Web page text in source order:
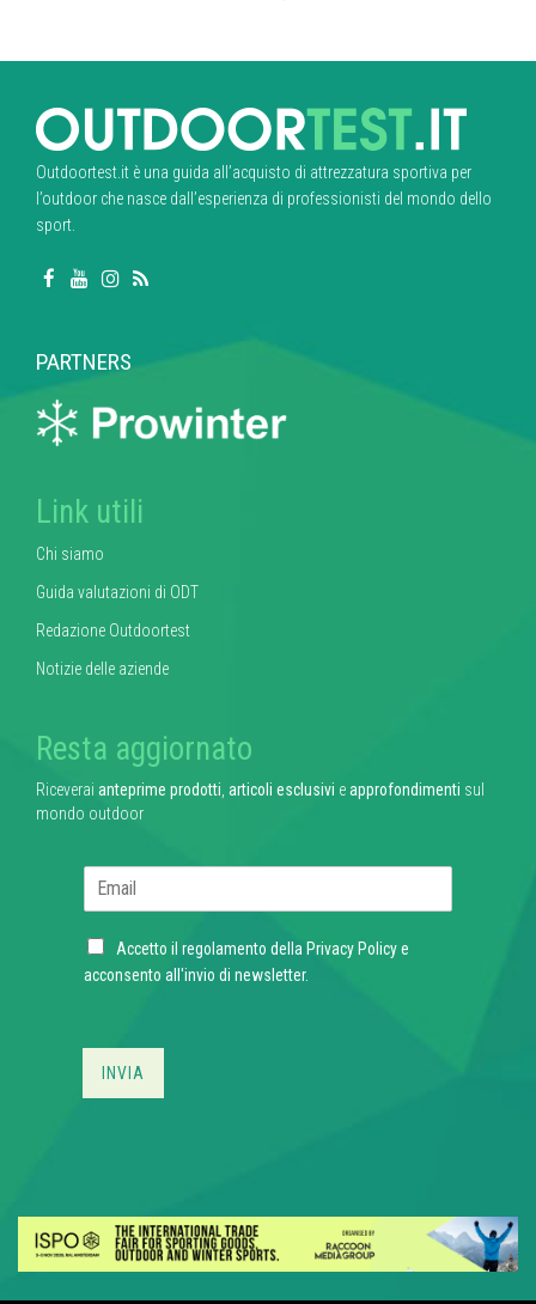
Outdoortest.it è una guida all’acquisto di attrezzatura sportiva per
l’outdoor che nasce dall’esperienza di professionisti del mondo dello
sport.
PARTNERS
Link utili
Chi siamo
Guida valutazioni di ODT
Redazione Outdoortest
Notizie delle aziende
Resta aggiornato
Riceverai anteprime prodotti articoli esclusivi eapprofondimenti sul
mondo outdoor
l
C
h
Accetto il regolamento della Privacy Policye
acconsento all'invio di newsletter.
INVIA